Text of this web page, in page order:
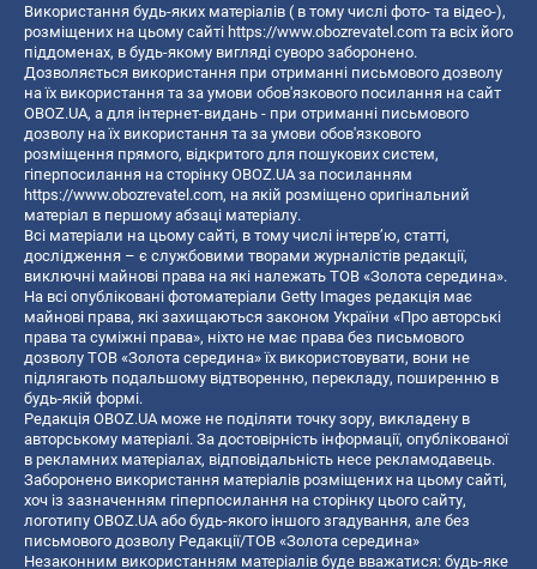
Використання будь-яких матеріалів ( в тому числі фото- та відео-),
розміщених на цьому сайті https://www.obozrevatel.com та всіх його
піддоменах, в будь-якому вигляді суворо заборонено.
Дозволяється використання при отриманні письмового дозволу
на їх використання та за умови обов'язкового посилання на сайт
OBOZ.UA, а для інтернет-видань - при отриманні письмового
дозволу на їх використання та за умови обов'язкового
розміщення прямого, відкритого для пошукових систем,
гіперпосилання на сторінку OBOZ.UA за посиланням
https://www.obozrevatel.com, на якій розміщено оригінальний
матеріал в першому абзаці матеріалу.
Всі матеріали на цьому сайті, в тому числі інтерв’ю, статті,
дослідження – є службовими творами журналістів редакції,
виключні майнові права на які належать ТОВ «Золота середина».
На всі опубліковані фотоматеріали Getty Images редакція має
майнові права, які захищаються законом України «Про авторські
права та суміжні права», ніхто не має права без письмового
дозволу ТОВ «Золота середина» їх використовувати, вони не
підлягають подальшому відтворенню, перекладу, поширенню в
будь-якій формі.
Редакція OBOZ.UA може не поділяти точку зору, викладену в
авторському матеріалі. За достовірність інформації, опублікованої
в рекламних матеріалах, відповідальність несе рекламодавець.
Заборонено використання матеріалів розміщених на цьому сайті,
хоч із зазначенням гіперпосилання на сторінку цього сайту,
логотипу OBOZ.UA або будь-якого іншого згадування, але без
письмового дозволу Редакції/ТОВ «Золота середина»
Незаконним використанням матеріалів буде вважатися: будь-яке